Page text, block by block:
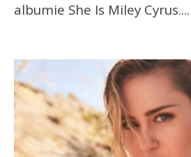
albumie She Is Miley Cyrus....